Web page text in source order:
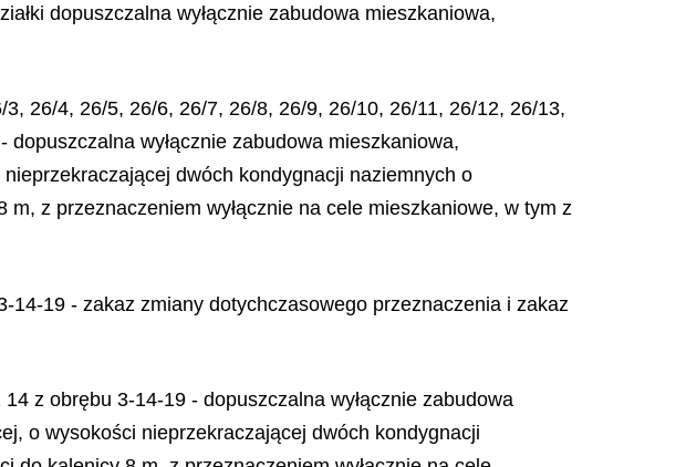
dopuszczalna wyłącznie zabudowa mieszkaniowa,
26/4, 26/5, 26/6, 26/7, 26/8, 26/9, 26/10, 26/11, 26/12, 26/13,
wyłącznie zabudowa mieszkaniowa,
dwóch kondygnacji naziemnych o
z przeznaczeniem wyłącznie na cele mieszkaniowe, w tym z
19 - zakaz zmiany dotychczasowego przeznaczenia i zakaz
z obrębu 3-14-19 - dopuszczalna wyłącznie zabudowa
o wysokości nieprzekraczającej dwóch kondygnacji